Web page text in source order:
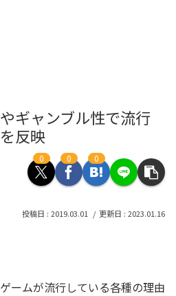
ギャンブル性で流行
反映
0 0 0
2019.03.01 2023.01.16
ームが流行している各種の理由